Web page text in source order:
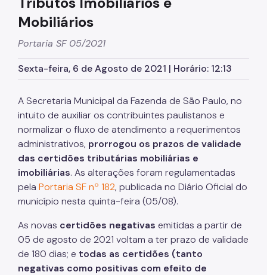
Contribuição de Melhoria
Dipam (Declaração para o IPM)
DOC/DIMP (Meios de Pagamento)
DUC (Demonstrativo Unificado)
Imunidades e Isenções
Incentivos Fiscais Zona Leste
IPTU (Imposto Predial e Territorial)
ISS (Imposto sobre Serviços)
ISS (Construção Civil)
Mobiliários
Portaria SF 05/2021
Sexta-feira, 6 de Agosto de 2021 | Horário: 12:13
A Secretaria Municipal da Fazenda de São Paulo, no
intuito de auxiliar os contribuintes paulistanos e
normalizar o fluxo de atendimento a requerimentos
administrativos, prorrogou os prazos de validade
das certidões tributárias mobiliárias e
imobiliárias. As alterações foram regulamentadas
pela Portaria SF nº 182, publicada no Diário Oficial do
município nesta quinta-feira (05/08).
As novas certidões negativas emitidas a partir de
05 de agosto de 2021 voltam a ter prazo de validade
de 180 dias; e todas as certidões (tanto
negativas como positivas com efeito de